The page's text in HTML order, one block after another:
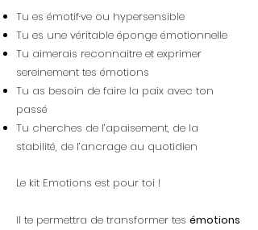
Tu es émotif·ve ou hypersensible
Tu es une véritable éponge émotionnelle
Tu aimerais reconnaitre et exprimer
sereinement tes émotions
Tu as besoin de faire la paix avec ton
passé
Tu cherches de l’apaisement, de la
stabilité, de l’ancrage au quotidien
Le kit Emotions est pour toi !
Il te permettra de transformer tes émotions